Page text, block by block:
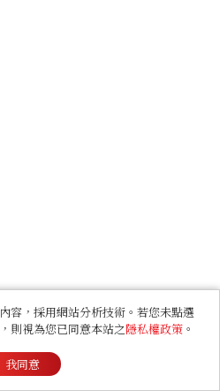
容，採用網站分析技術。若您未點選
則視為您已同意本站之隱私權政策 。
我同意